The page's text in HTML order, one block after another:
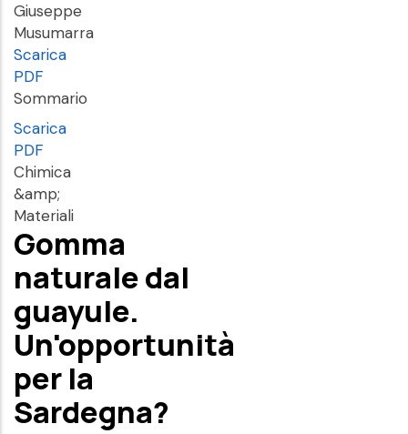
Giuseppe
Musumarra
Scarica
PDF
Sommario
Scarica
PDF
Chimica
&amp;
Materiali
Gomma
naturale dal
guayule.
Un'opportunità
per la
Sardegna?